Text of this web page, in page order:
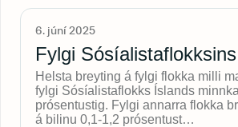
6. júní 2025
Fylgi
Helsta breyting á fylgi flokka milli
fylgi Sósíalistaflokks Íslands
prósentustig. Fylgi annarra flokka
á bilinu 0,1-1,2 prósentust…